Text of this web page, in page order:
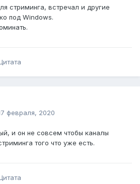
стриминга, встречал и другие
под Windows.
февраля, 2020
и он не совсем чтобы каналы
того что уже есть.